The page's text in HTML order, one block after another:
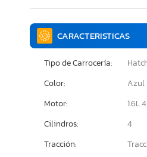
CARACTERISTICAS
Tipo de Carrocería:
Color:
Azul
Motor:
1.6L 4
Cilindros:
4
Tracción: